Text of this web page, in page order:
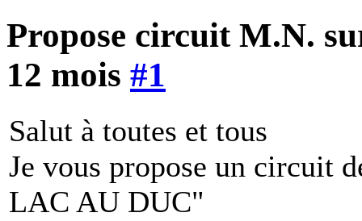
Propose circuit M.N.
12 mois #1
Salut à toutes et tous
Je vous propose un circuit
LAC AU DUC"